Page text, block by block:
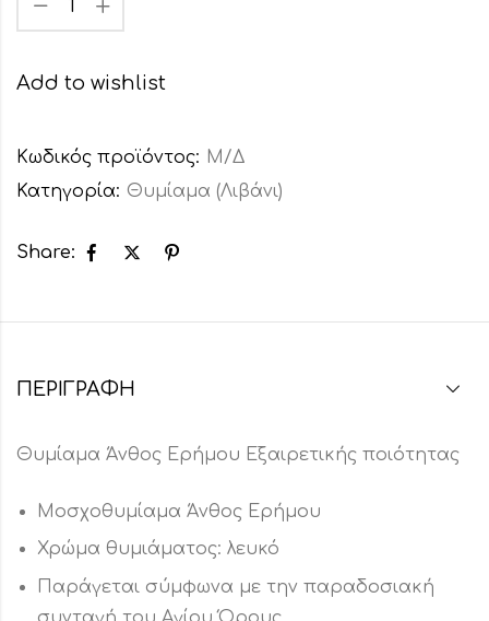
Add to wishlist
Κωδικός προϊόντος: Μ/Δ
Κατηγορία: Θυμίαμα (Λιβάνι)
Share:
ΠΕΡΙΓΡΑΦΉ
Θυμίαμα Άνθος Ερήμου Εξαιρετικής ποιότητας
Μοσχοθυμίαμα Άνθος Ερήμου
Χρώμα θυμιάματος: λευκό
Παράγεται σύμφωνα με την παραδοσιακή